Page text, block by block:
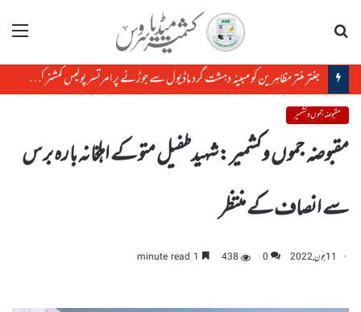
مینو
جنتر منتر مظاہرین کو مبینہ دہشت گرد ماڈیول سے جوڑنے پر امرتسر پولیس کمشنر کو ہٹا دیاگیا
مقبوضہ جموں و کشمیر
مقبوضہ جموں وکشمیر :شہید طفیل متو کے اہلخانہ بارہ برس
سے انصاف کے منتظر
11 جون, 2022 0
438